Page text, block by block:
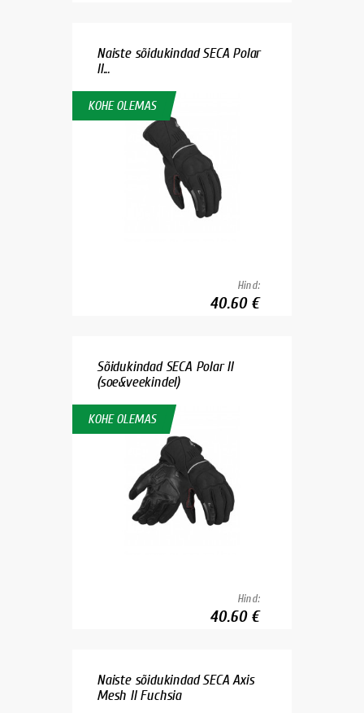
Naiste sõidukindad SECA Polar
II...
KOHE OLEMAS
Hind:
40.60 €
Sõidukindad SECA Polar II
(soe&veekindel)
KOHE OLEMAS
Hind:
40.60 €
Naiste sõidukindad SECA Axis
Mesh II Fuchsia